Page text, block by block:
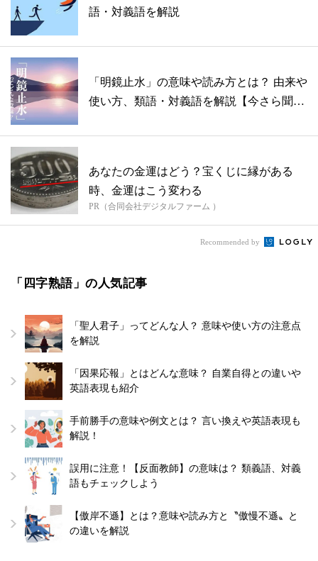
語・対義語を解説
「明鏡止水」の意味や読み方とは？ 由来や
使い方、類語・対義語を解説【今さら聞け
あなたの金運はどう？宝くじに縁がある
時、金運はこう変わる
PR（合同会社デジタルファーム ）
Recommended by
「四字熟語」の人気記事
「聖人君子」ってどんな人？ 意味や使い方の注意点
を解説
「因果応報」とはどんな意味？ 自業自得との違いや
英語表現も紹介
手前勝手の意味や例文とは？ 言い換えや英語表現も
解説！
誤用に注意！【反面教師】の意味は？ 類義語、対義
語もチェックしよう
【傲岸不遜】とは？意味や読み方と〝傲慢不遜〟と
の違いを解説